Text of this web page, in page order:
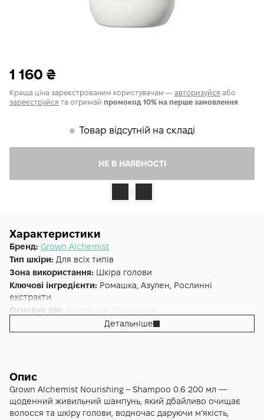
1 160 ₴
Краща ціна зареєстрованим користувачам — авторизуйся або
зареєструйся та отримай промокод 10% на перше замовлення
𒊹 Товар відсутній на складі
НЕ В НАЯВНОСТІ
Характеристики
Бренд: Grown Alchemist
Тип шкіри: Для всіх типів
Зона використання: Шкіра голови
Ключові інгредієнти: Ромашка, Азулен, Рослинні
екстракти
Основна дія: Живлення
Очищення
Додаткові властивості:Веганська, Без сульфатів
Дамаська Троянда, Чорний Перець, Шавлія 200 мл - GA
Nourishing - Shampoo 0.6: Damask Rose, Black Pepper, Sage
Тип волосся:Усі типи волосся
Детальніше
Опис
Grown Alchemist Nourishing – Shampoo 0.6 200 мл —
щоденний живильний шампунь, який дбайливо очищає
волосся та шкіру голови, водночас даруючи м’якість,